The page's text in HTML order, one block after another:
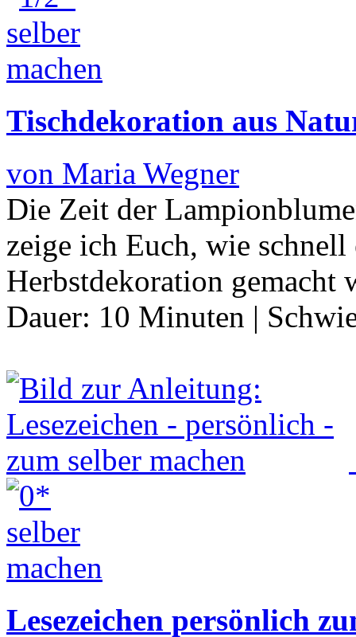
Tischdekoration aus
von Maria Wegner
Die Zeit der
zeige ich Euch, wie schnell
Herbstdekoration gemacht
Dauer: 10 Minuten |
Lesezeichen persönlich